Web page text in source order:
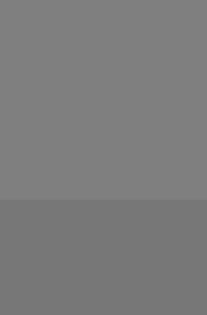
un parfait